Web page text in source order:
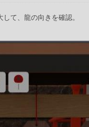
て、龍の向きを確認。